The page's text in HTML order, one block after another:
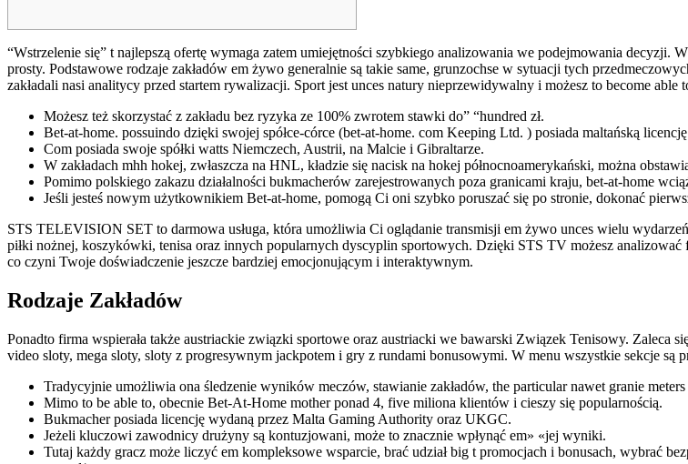
“Wstrzelenie się” t najlepszą ofertę wymaga zatem umiejętności szybkiego analizowania we podejmowania
prosty. Podstawowe rodzaje zakładów em żywo generalnie są takie same, grunzochse w sytuacji tych
zakładali nasi analitycy przed startem rywalizacji. Sport jest unces natury nieprzewidywalny i możesz to become
Możesz też skorzystać z zakładu bez ryzyka ze 100% zwrotem stawki do” “hundred zł.
Bet-at-home. possuindo dzięki swojej spółce-córce (bet-at-home. com Keeping Ltd. ) posiada maltańską
Com posiada swoje spółki watts Niemczech, Austrii, na Malcie i Gibraltarze.
W zakładach mhh hokej, zwłaszcza na HNL, kładzie się nacisk na hokej północnoamerykański, można
Pomimo polskiego zakazu działalności bukmacherów zarejestrowanych poza granicami kraju, bet-at-home
Jeśli jesteś nowym użytkownikiem Bet-at-home, pomogą Ci oni szybko poruszać się po stronie, dokonać
STS TELEVISION SET to darmowa usługa, która umożliwia Ci oglądanie transmisji em żywo unces wielu
piłki nożnej, koszykówki, tenisa oraz innych popularnych dyscyplin sportowych. Dzięki STS TV możesz
co czyni Twoje doświadczenie jeszcze bardziej emocjonującym i interaktywnym.
Rodzaje Zakładów
Ponadto firma wspierała także austriackie związki sportowe oraz austriacki we bawarski Związek Tenisowy. Zaleca
video sloty, mega sloty, sloty z progresywnym jackpotem i gry z rundami bonusowymi. W menu wszystkie sekcje są
Tradycyjnie umożliwia ona śledzenie wyników meczów, stawianie zakładów, the particular nawet granie
Mimo to be able to, obecnie Bet-At-Home mother ponad 4, five miliona klientów i cieszy się popularnością.
Bukmacher posiada licencję wydaną przez Malta Gaming Authority oraz UKGC.
Jeżeli kluczowi zawodnicy drużyny są kontuzjowani, może to znacznie wpłynąć em» «jej wyniki.
Tutaj każdy gracz może liczyć em kompleksowe wsparcie, brać udział big t promocjach i bonusach, wybrać